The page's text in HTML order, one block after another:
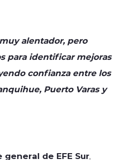
alentador, pero
para identificar mejoras
confianza entre los
Puerto Varas y
de EFE Sur,